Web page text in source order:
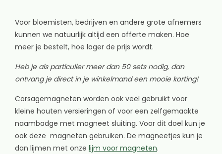
Voor bloemisten, bedrijven en andere grote afnemers
kunnen we natuurlijk altijd een offerte maken. Hoe
meer je bestelt, hoe lager de prijs wordt.
Heb je als particulier meer dan 50 sets nodig, dan
ontvang je direct in je winkelmand een mooie korting!
Corsagemagneten worden ook veel gebruikt voor
kleine houten versieringen of voor een zelfgemaakte
naambadge met magneet sluiting. Voor dit doel kun je
ook deze magneten gebruiken. De magneetjes kun je
dan lijmen met onze lijm voor magneten.